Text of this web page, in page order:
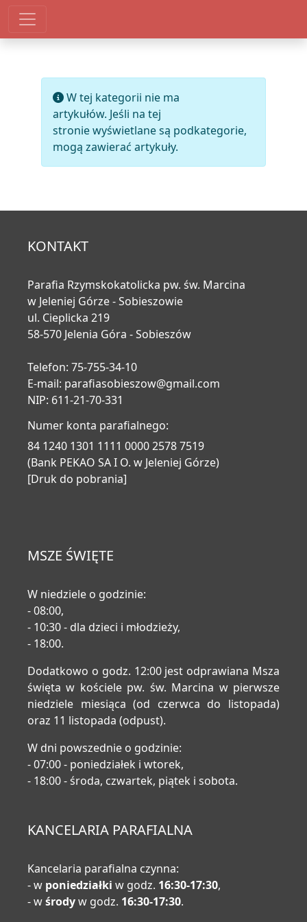
Informacja
W tej kategorii nie ma
artykułów. Jeśli na tej
stronie wyświetlane są podkategorie,
mogą zawierać artykuły.
KONTAKT
Parafia Rzymskokatolicka pw. św. Marcina
w Jeleniej Górze - Sobieszowie
ul. Cieplicka 219
58-570 Jelenia Góra - Sobieszów
Telefon: 75-755-34-10
E-mail: parafiasobieszow@gmail.com
NIP: 611-21-70-331
Numer konta parafialnego:
84 1240 1301 1111 0000 2578 7519
(Bank PEKAO SA I O. w Jeleniej Górze)
[Druk do pobrania]
MSZE ŚWIĘTE
W niedziele o godzinie:
- 08:00,
- 10:30 - dla dzieci i młodzieży,
- 18:00.
Dodatkowo o godz. 12:00 jest odprawiana Msza
święta w kościele pw. św. Marcina w pierwsze
niedziele miesiąca (od czerwca do listopada)
oraz 11 listopada (odpust).
W dni powszednie o godzinie:
- 07:00 - poniedziałek i wtorek,
- 18:00 - środa, czwartek, piątek i sobota.
KANCELARIA PARAFIALNA
Kancelaria parafialna czynna:
- w poniedziałki w godz. 16:30-17:30,
- wśrodyw godz. 16:30-17:30.